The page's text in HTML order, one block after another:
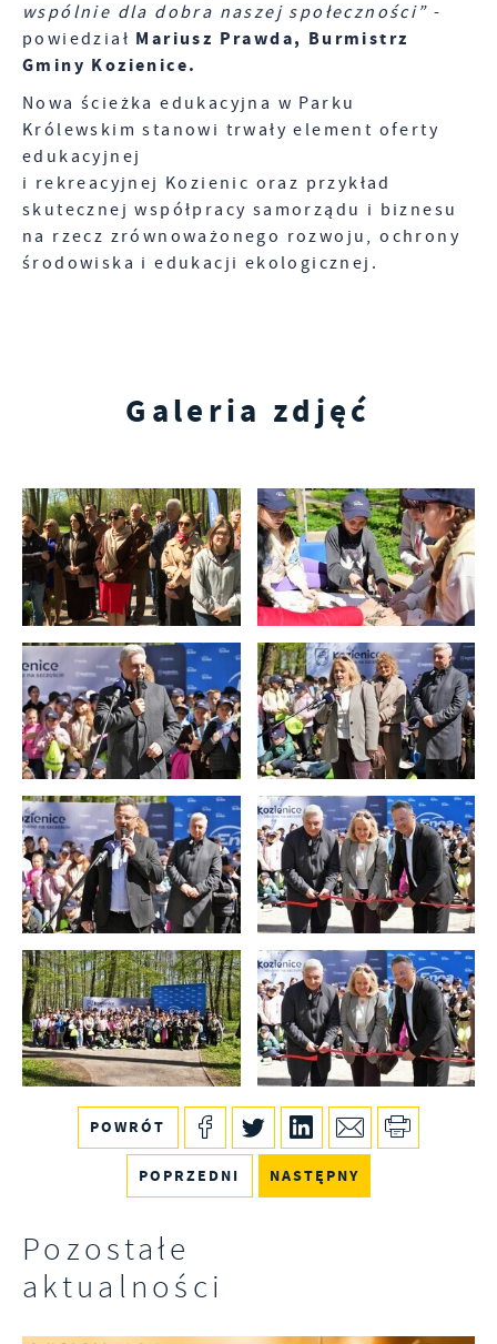
wspólnie dla dobra naszej społeczności” -
powiedział Mariusz Prawda, Burmistrz
Gminy Kozienice.
Nowa ścieżka edukacyjna w Parku
Królewskim stanowi trwały element oferty
edukacyjnej
i rekreacyjnej Kozienic oraz przykład
skutecznej współpracy samorządu i biznesu
na rzecz zrównoważonego rozwoju, ochrony
środowiska i edukacji ekologicznej.
Galeria zdjęć
POWRÓT
POPRZEDNI NASTĘPNY
Pozostałe
aktualności